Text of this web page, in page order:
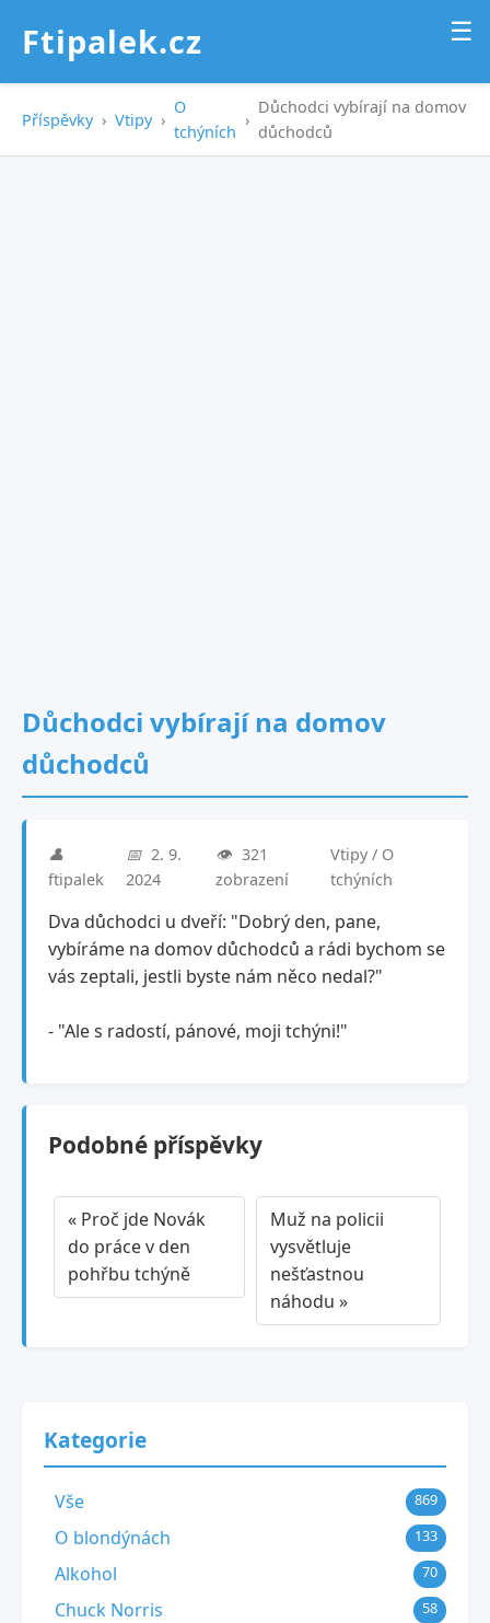
Ftipalek.cz ☰
Příspěvky › Vtipy ›
O
tchýních
›
Důchodci vybírají na domov
důchodců
Důchodci vybírají na domov
důchodců
👤
ftipalek
📅 2. 9.
2024
👁️ 321
zobrazení
Vtipy / O
tchýních
Dva důchodci u dveří: "Dobrý den, pane,
vybíráme na domov důchodců a rádi bychom se
vás zeptali, jestli byste nám něco nedal?"
- "Ale s radostí, pánové, moji tchýni!"
Podobné příspěvky
« Proč jde Novák
do práce v den
pohřbu tchýně
Muž na policii
vysvětluje
nešťastnou
náhodu »
Kategorie
Vše 869
O blondýnách 133
Alkohol 70
Chuck Norris 58